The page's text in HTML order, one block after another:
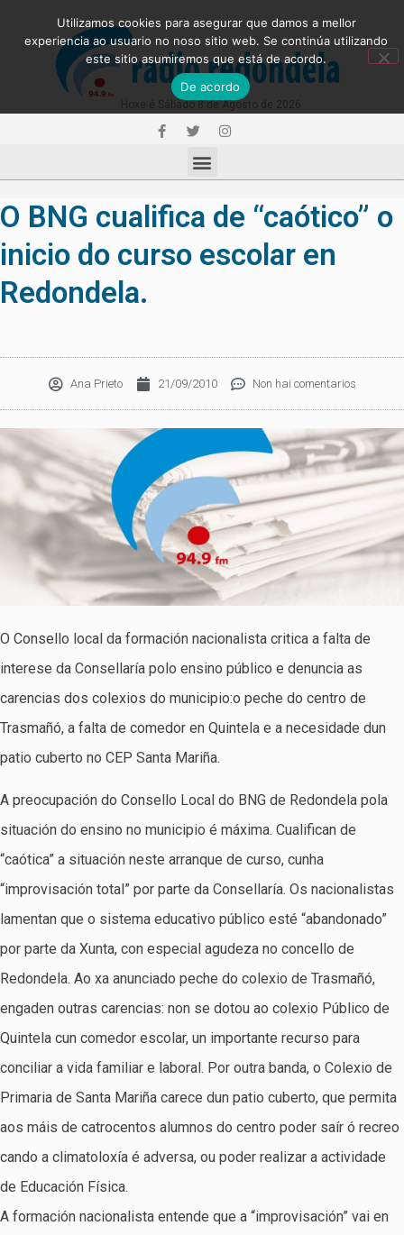
O BNG cualifica de “caótico” o
inicio do curso escolar en
Redondela.
Ana Prieto 21/09/2010 Non hai comentarios
O Consello local da formación nacionalista critica a falta de
interese da Consellaría polo ensino público e denuncia as
carencias dos colexios do municipio:o peche do centro de
Trasmañó, a falta de comedor en Quintela e a necesidade dun
patio cuberto no CEP Santa Mariña.
A preocupación do Consello Local do BNG de Redondela pola
situación do ensino no municipio é máxima. Cualifican de
“caótica” a situación neste arranque de curso, cunha
“improvisación total” por parte da Consellaría. Os nacionalistas
lamentan que o sistema educativo público esté “abandonado”
por parte da Xunta, con especial agudeza no concello de
Redondela. Ao xa anunciado peche do colexio de Trasmañó,
engaden outras carencias: non se dotou ao colexio Público de
Quintela cun comedor escolar, un importante recurso para
conciliar a vida familiar e laboral. Por outra banda, o Colexio de
Primaria de Santa Mariña carece dun patio cuberto, que permita
aos máis de catrocentos alumnos do centro poder saír ó recreo
cando a climatoloxía é adversa, ou poder realizar a actividade
de Educación Física.
A formación nacionalista entende que a “improvisación” vai en
Utilizamos cookies para asegurar que damos a mellor
experiencia ao usuario no noso sitio web. Se continúa utilizando
este sitio asumiremos que está de acordo.
De acordo